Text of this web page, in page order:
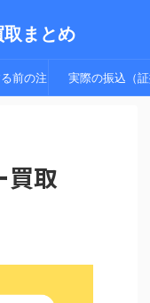
まとめ
前の注 実際の振込（証
買取